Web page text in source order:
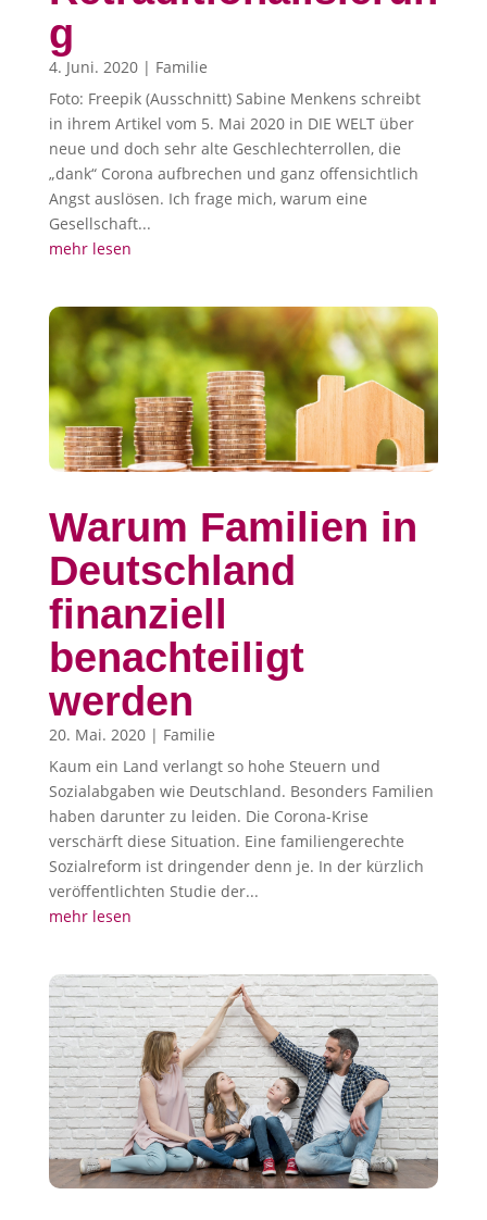
g
4. Juni. 2020| Familie
Foto: Freepik (Ausschnitt) Sabine Menkens schreibt
in ihrem Artikel vom 5. Mai 2020 in DIE WELT über
neue und doch sehr alte Geschlechterrollen, die
„dank“ Corona aufbrechen und ganz offensichtlich
Angst auslösen. Ich frage mich, warum eine
Gesellschaft...
mehr lesen
Warum Familien in
Deutschland
finanziell
benachteiligt
werden
20. Mai. 2020| Familie
Kaum ein Land verlangt so hohe Steuern und
Sozialabgaben wie Deutschland. Besonders Familien
haben darunter zu leiden. Die Corona-Krise
verschärft diese Situation. Eine familiengerechte
Sozialreform ist dringender denn je. In der kürzlich
veröffentlichten Studie der...
mehr lesen